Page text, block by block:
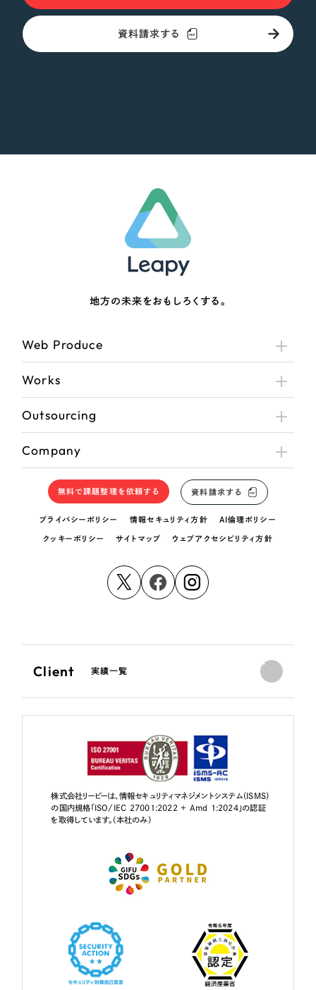
さらに条件を追加する
資料請求する
地方の未来をおもしろくする。
Web Produce
Works
Outsourcing
Company
無料で課題整理を依頼する 資料請求する
プライバシーポリシー 情報セキュリティ方針 AI倫理ポリシー
クッキーポリシー サイトマップ ウェブアクセシビリティ方針
Client 実績一覧
株式会社リーピーは、情報セキュリティマネジメントシステム（ISMS）
の国内規格「ISO/IEC 27001:2022 + Amd 1:2024」の認証
を取得しています。（本社のみ）